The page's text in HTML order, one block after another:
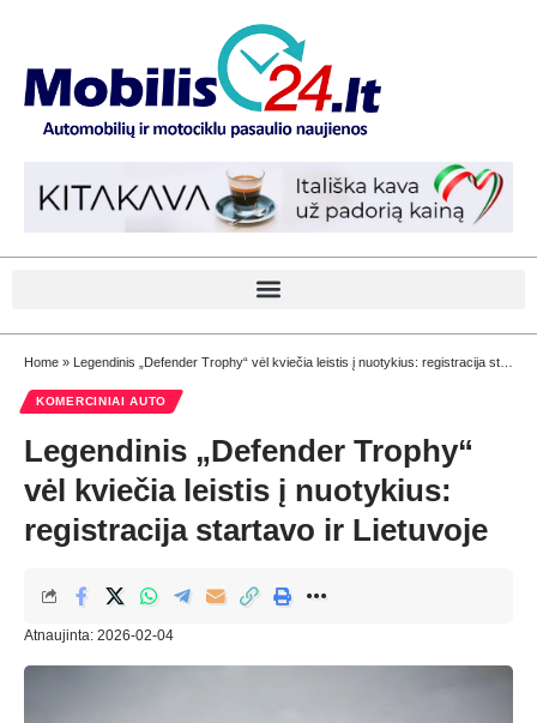
Home » Legendinis „Defender Trophy“ vėl kviečia leistis į nuotykius: registracija startavo ir Lietuvoje
KOMERCINIAI AUTO
Legendinis „Defender Trophy“
vėl kviečia leistis į nuotykius:
registracija startavo ir Lietuvoje
Atnaujinta: 2026-02-04